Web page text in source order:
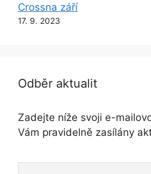
Crossna září
17. 9. 2023
Odběr aktualit
Zadejte níže svoji e-
Vám pravidelně zasílány